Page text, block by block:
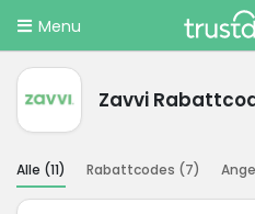
Menu
Zavvi
Alle (11) Rabattcodes (7)